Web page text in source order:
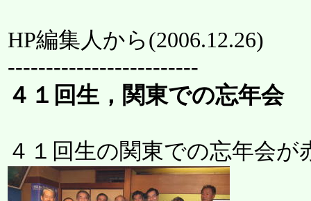
HP編集人から(2006.12.26)
-------------------------
４１回生，関東での忘年会
４１回生の関東での忘年会